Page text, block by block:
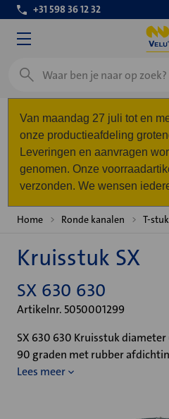
+31 598 36 12 32
Zoeken
Van maandag 27 juli tot en
onze productieafdeling
Leveringen en aanvragen
genomen. Onze
verzonden. We wensen
Home Ronde kanalen T-
Kruisstuk SX
SX 630 630
Artikelnr. 5050001299
SX 630 630 Kruisstuk
90 graden met rubber
Lees meer